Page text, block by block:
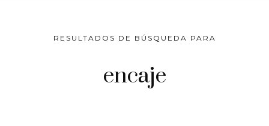
RESULTADOS DE BÚSQUEDA PARA
encaje